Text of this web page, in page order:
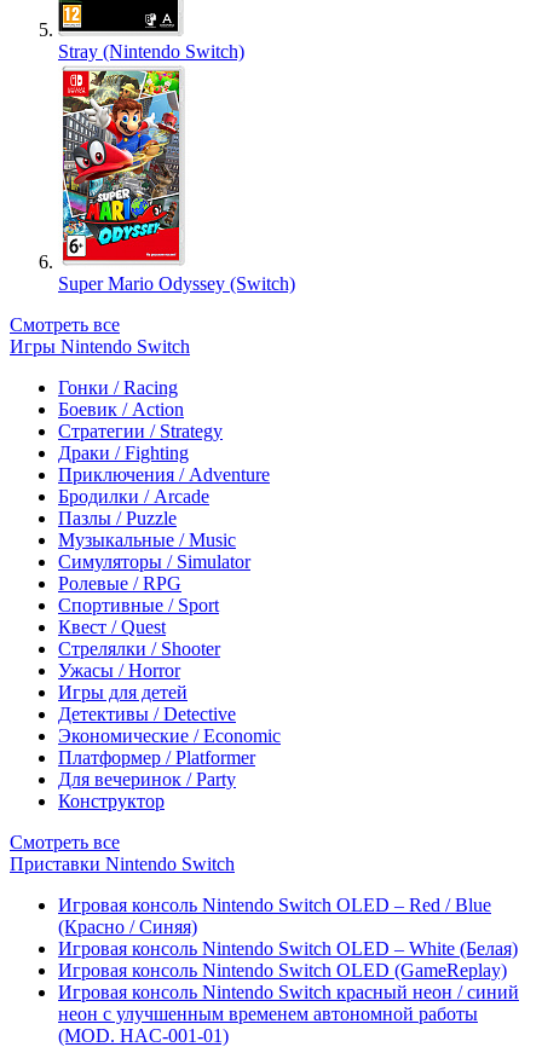
Stray (Nintendo Switch)
Super Mario Odyssey (Switch)
Смотреть все
Игры Nintendo Switch
Гонки / Racing
Боевик / Action
Стратегии / Strategy
Драки / Fighting
Приключения / Adventure
Бродилки / Arcade
Пазлы / Puzzle
Музыкальные / Music
Симуляторы / Simulator
Ролевые / RPG
Спортивные / Sport
Квест / Quest
Стрелялки / Shooter
Ужасы / Horror
Игры для детей
Детективы / Detective
Экономические / Economic
Платформер / Platformer
Для вечеринок / Party
Конструктор
Смотреть все
Приставки Nintendo Switch
Игровая консоль Nintendo Switch OLED – Red / Blue
(Красно / Синяя)
Игровая консоль Nintendo Switch OLED – White (Белая)
Игровая консоль Nintendo Switch OLED (GameReplay)
Игровая консоль Nintendo Switch красный неон / синий
неон с улучшенным временем автономной работы
(MOD. HAC-001-01)